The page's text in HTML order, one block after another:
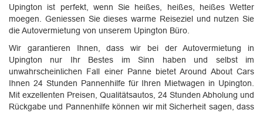
Upington ist perfekt, wenn Sie heißes, heißes, heißes Wetter
moegen. Geniessen Sie dieses warme Reiseziel und nutzen Sie
die Autovermietung von unserem Upington Büro.
Wir garantieren Ihnen, dass wir bei der Autovermietung in
Upington nur Ihr Bestes im Sinn haben und selbst im
unwahrscheinlichen Fall einer Panne bietet Around About Cars
Ihnen 24 Stunden Pannenhilfe für Ihren Mietwagen in Upington.
Mit exzellenten Preisen, Qualitätsautos, 24 Stunden Abholung und
Rückgabe und Pannenhilfe können wir mit Sicherheit sagen, dass